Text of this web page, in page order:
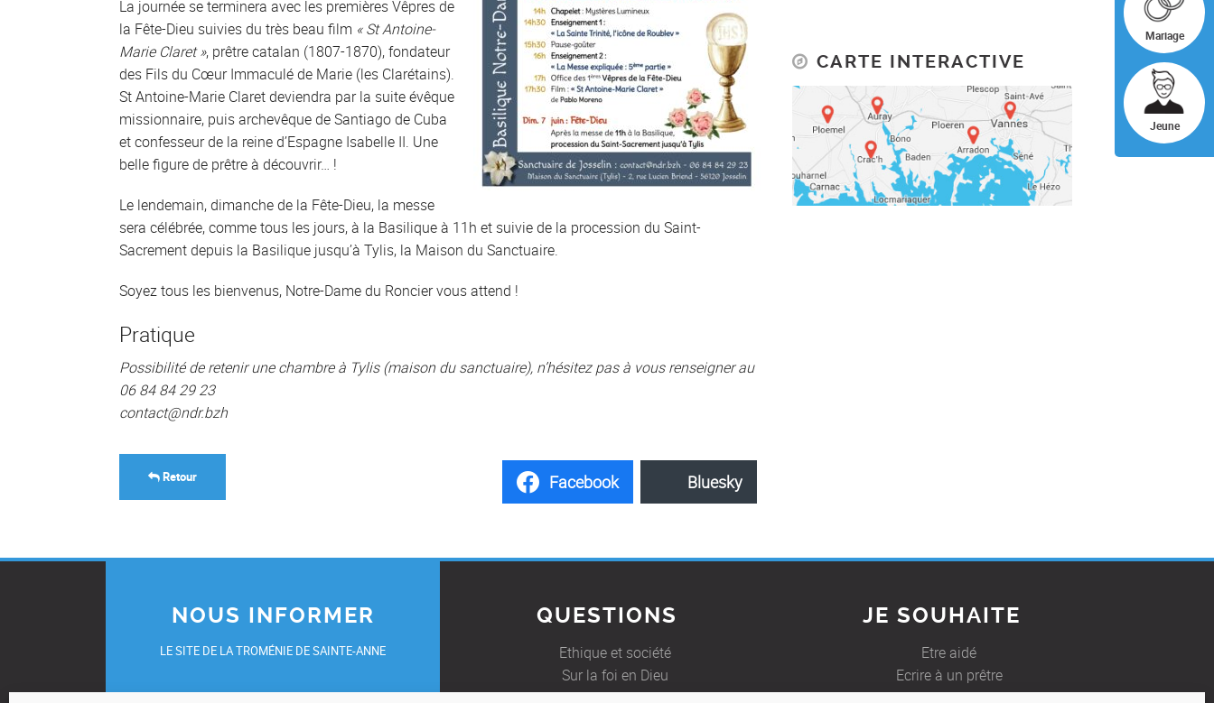
Mariage
Jeune
La journée se terminera avec les premières Vêpres de
la Fête-Dieu suivies du très beau film « St Antoine-
Marie Claret », prêtre catalan (1807-1870), fondateur
des Fils du Cœur Immaculé de Marie (les Clarétains).
St Antoine-Marie Claret deviendra par la suite évêque
missionnaire, puis archevêque de Santiago de Cuba
et confesseur de la reine d’Espagne Isabelle II. Une
belle figure de prêtre à découvrir… !
Le lendemain, dimanche de la Fête-Dieu, la messe
sera célébrée, comme tous les jours, à la Basilique à 11h et suivie de la procession du Saint-
Sacrement depuis la Basilique jusqu’à Tylis, la Maison du Sanctuaire.
Soyez tous les bienvenus, Notre-Dame du Roncier vous attend !
Pratique
Possibilité de retenir une chambre à Tylis (maison du sanctuaire), n’hésitez pas à vous renseigner au
06 84 84 29 23
contact@ndr.bzh
Facebook Bluesky
Retour
CARTE INTERACTIVE
NOUS INFORMER
LE SITE DE LA TROMÉNIE DE SAINTE-ANNE
QUESTIONS
Ethique et société
Sur la foi en Dieu
Foire Aux Questions
JE SOUHAITE
Etre aidé
Ecrire à un prêtre